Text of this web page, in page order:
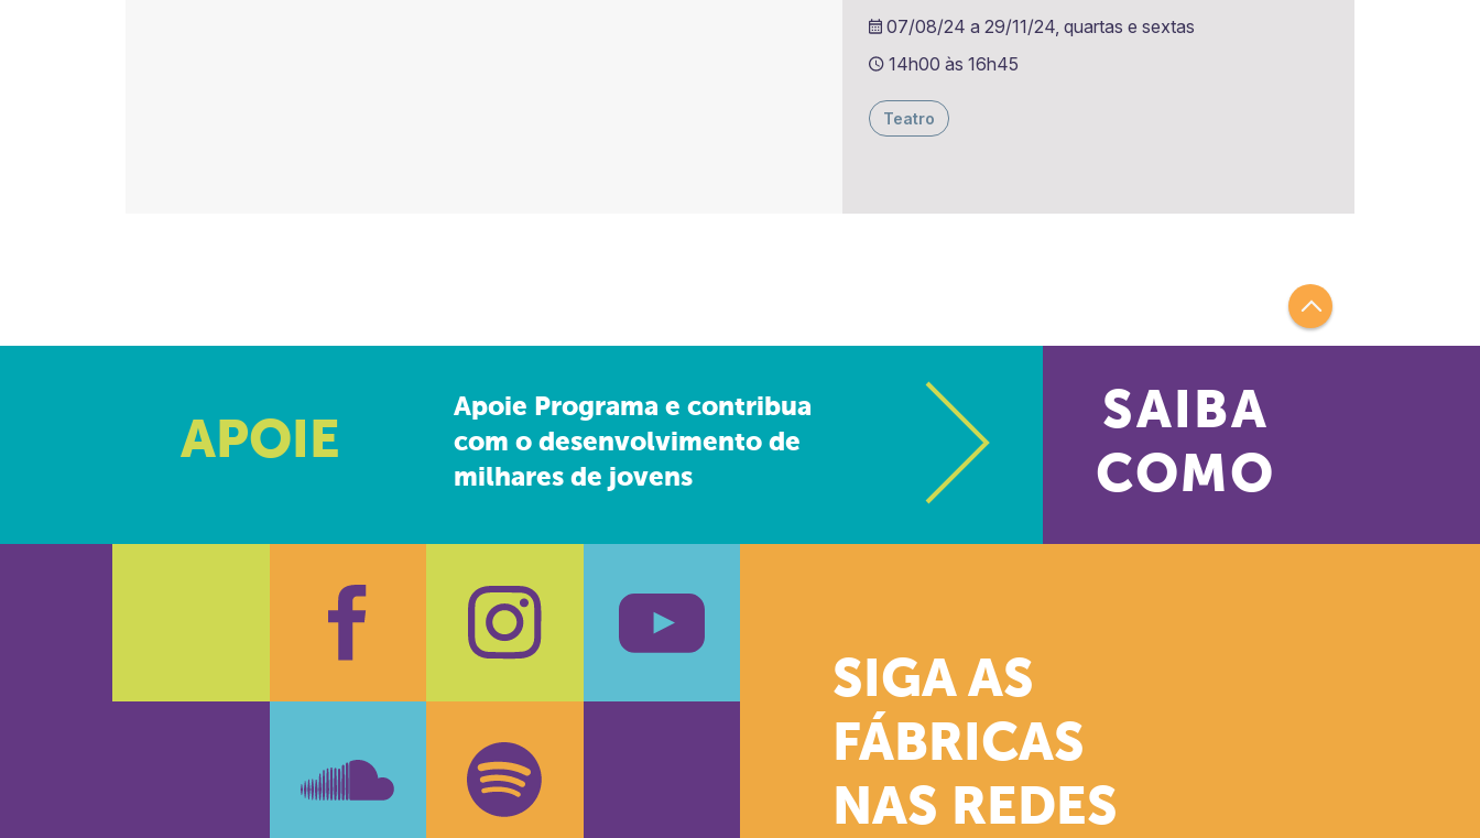
07/08/24 a 29/11/24, quartas e sextas
14h00 às 16h45
Teatro
APOIE
Apoie Programa e contribua
com o desenvolvimento de
milhares de jovens
SAIBA
COMO
SIGA AS
FÁBRICAS
NAS REDES
FacebookInstagram